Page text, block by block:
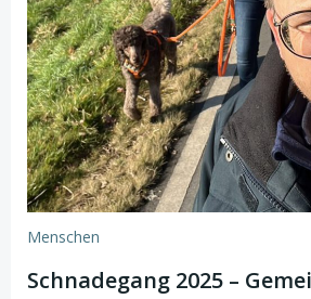
Menschen
Schnadegang 2025 –